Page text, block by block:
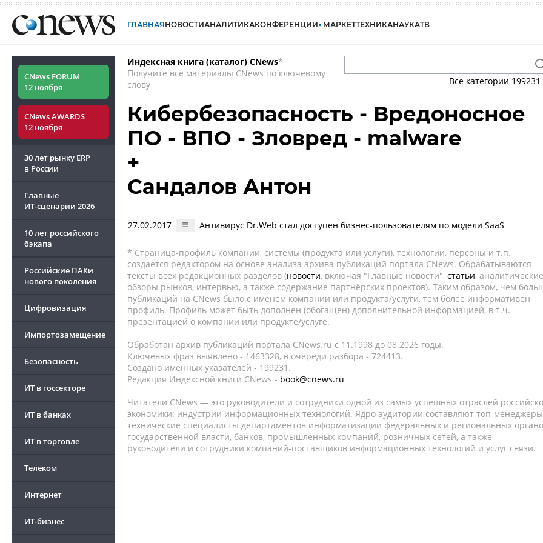
ГЛАВНАЯНОВОСТИАНАЛИТИКАКОНФЕРЕНЦИИ МАРКЕТТЕХНИКАНАУКАТВ
CNews FORUM
12 ноября
CNews AWARDS
12 ноября
30 лет рынку ERP
в России
Главные
ИТ-сценарии 2026
10 лет российского
бэкапа
Российские ПАКи
нового поколения
Цифровизация
Импортозамещение
Безопасность
ИТ в госсекторе
ИТ в банках
ИТ в торговле
Телеком
Интернет
ИТ-бизнес
Индексная книга (каталог) CNews*
Получите все материалы CNews по ключевому
слову
Все категории 199231
Кибербезопасность - Вредоносное
ПО - ВПО - Зловред - malware
+
Сандалов Антон
27.02.2017 Антивирус Dr.Web стал доступен бизнес-пользователям по модели SaaS
* Страница-профиль компании, системы (продукта или услуги), технологии, персоны и т.п.
создается редактором на основе анализа архива публикаций портала CNews. Обрабатываются
тексты всех редакционных разделов (новости, включая "Главные новости", статьи, аналитические
обзоры рынков, интервью, а также содержание партнёрских проектов). Таким образом, чем
публикаций на CNews было с именем компании или продукта/услуги, тем более информативен
профиль. Профиль может быть дополнен (обогащен) дополнительной информацией, в т.ч.
презентацией о компании или продукте/услуге.
Обработан архив публикаций портала CNews.ru c 11.1998 до 08.2026 годы.
Ключевых фраз выявлено - 1463328, в очереди разбора - 724413.
Создано именных указателей - 199231.
Редакция Индексной книги CNews - book@cnews.ru
Читатели CNews — это руководители и сотрудники одной из самых успешных отраслей
экономики: индустрии информационных технологий. Ядро аудитории составляют топ-
технические специалисты департаментов информатизации федеральных и региональных
государственной власти, банков, промышленных компаний, розничных сетей, а также
руководители и сотрудники компаний-поставщиков информационных технологий и услуг связи.